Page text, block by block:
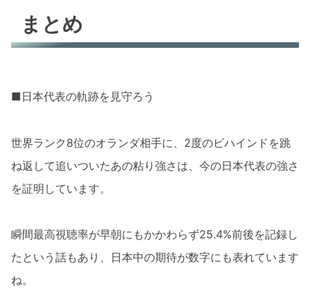
まとめ
■日本代表の軌跡を見守ろう
世界ランク8位のオランダ相手に、2度のビハインドを跳
ね返して追いついたあの粘り強さは、今の日本代表の強さ
を証明しています。
瞬間最高視聴率が早朝にもかかわらず25.4%前後を記録し
たという話もあり、日本中の期待が数字にも表れています
ね。